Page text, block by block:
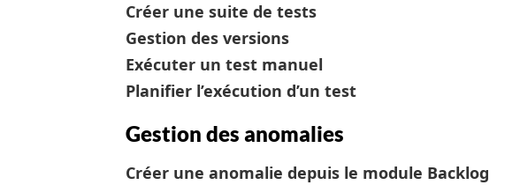
Créer une suite de tests
Gestion des versions
Exécuter un test manuel
Planifier l’exécution d’un test
Gestion des anomalies
Créer une anomalie depuis le module Backlog